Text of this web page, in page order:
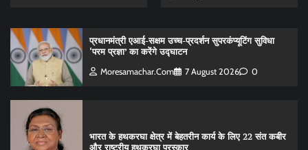
प्रधानमंत्री एआई-सक्षम उच्च-प्रदर्शन सुपरकंप्यूटिंग सुविधा
‘परम प्रज्ञा’ का करेंगे उद्घाटन
Moresamachar.com 7 August 2026 0
भारत के हथकरघा क्षेत्र में बेहतरीन कार्य के लिए 22 संत कबीर